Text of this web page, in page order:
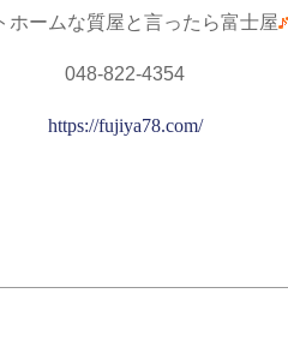
ホームな質屋と言ったら富士屋
048-822-4354
https://fujiya78.com/